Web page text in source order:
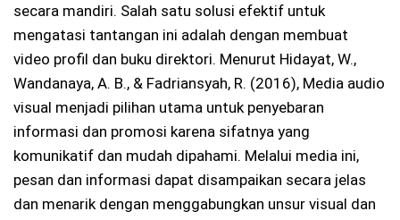
secara mandiri. Salah satu solusi efektif untuk
mengatasi tantangan ini adalah dengan membuat
video profil dan buku direktori. Menurut Hidayat, W.,
Wandanaya, A. B., & Fadriansyah, R. (2016), Media audio
visual menjadi pilihan utama untuk penyebaran
informasi dan promosi karena sifatnya yang
komunikatif dan mudah dipahami. Melalui media ini,
pesan dan informasi dapat disampaikan secara jelas
dan menarik dengan menggabungkan unsur visual dan